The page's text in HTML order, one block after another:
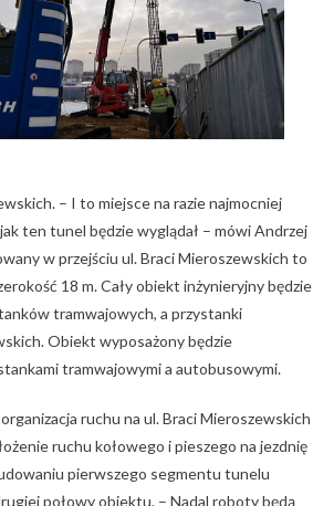
– I to miejsce na razie najmocniej
ten tunel będzie wyglądał – mówi Andrzej
w przejściu ul. Braci Mieroszewskich to
18 m. Cały obiekt inżynieryjny będzie
tramwajowych, a przystanki
Obiekt wyposażony będzie
tramwajowymi a autobusowymi.
ruchu na ul. Braci Mieroszewskich
ruchu kołowego i pieszego na jezdnię
pierwszego segmentu tunelu
połowy obiektu. – Nadal roboty będą